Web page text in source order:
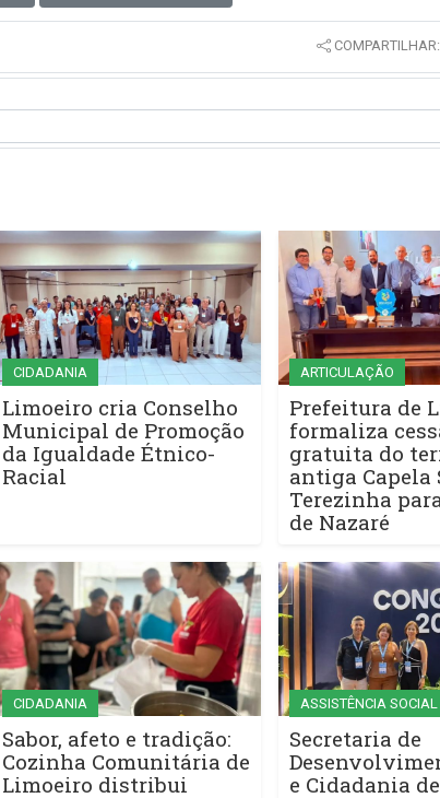
COMPARTILHAR:
CIDADANIA
Limoeiro cria Conselho
Municipal de Promoção
da Igualdade Étnico-
Racial
ARTICULAÇÃO
Prefeitura de
formaliza
gratuita do
antiga Capela
Terezinha
de Nazaré
CIDADANIA
Sabor, afeto e tradição:
Cozinha Comunitária de
Limoeiro distribui
ASSISTÊNCIA SOCIAL
Secretaria de
e Cidadania